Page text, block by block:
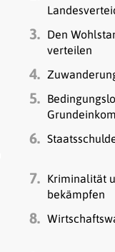
3.
Den
verteilen
4.
5.
6.
7.
Kriminalität
bekämpfen
8.